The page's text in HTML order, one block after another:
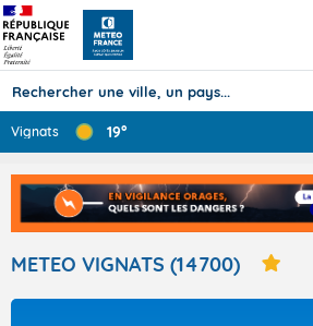
Prévisions
TOUS LES RÉSULTATS
Articles
Vignats 19°
METEO VIGNATS (14700)